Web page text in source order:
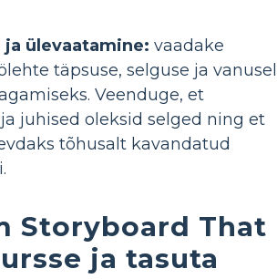
ülevaatamine: vaadake
täpsuse, selguse ja
Veenduge, et
juhised oleksid selged ning et
tõhusalt kavandatud
Storyboard That
ja tasuta